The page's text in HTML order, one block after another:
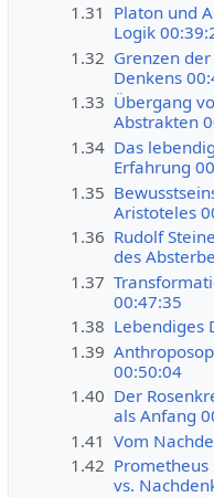
1.31 Platon und
Logik
1.32 Grenzen
Denkens
1.33 Übergang
Abstrakten
1.34 Das
Erfahrung
1.35
Aristoteles
1.36 Rudolf
des
1.37
00:47:35
1.38 Lebendiges
1.39
00:50:04
1.40 Der
als Anfang
1.41 Vom
1.42
vs.